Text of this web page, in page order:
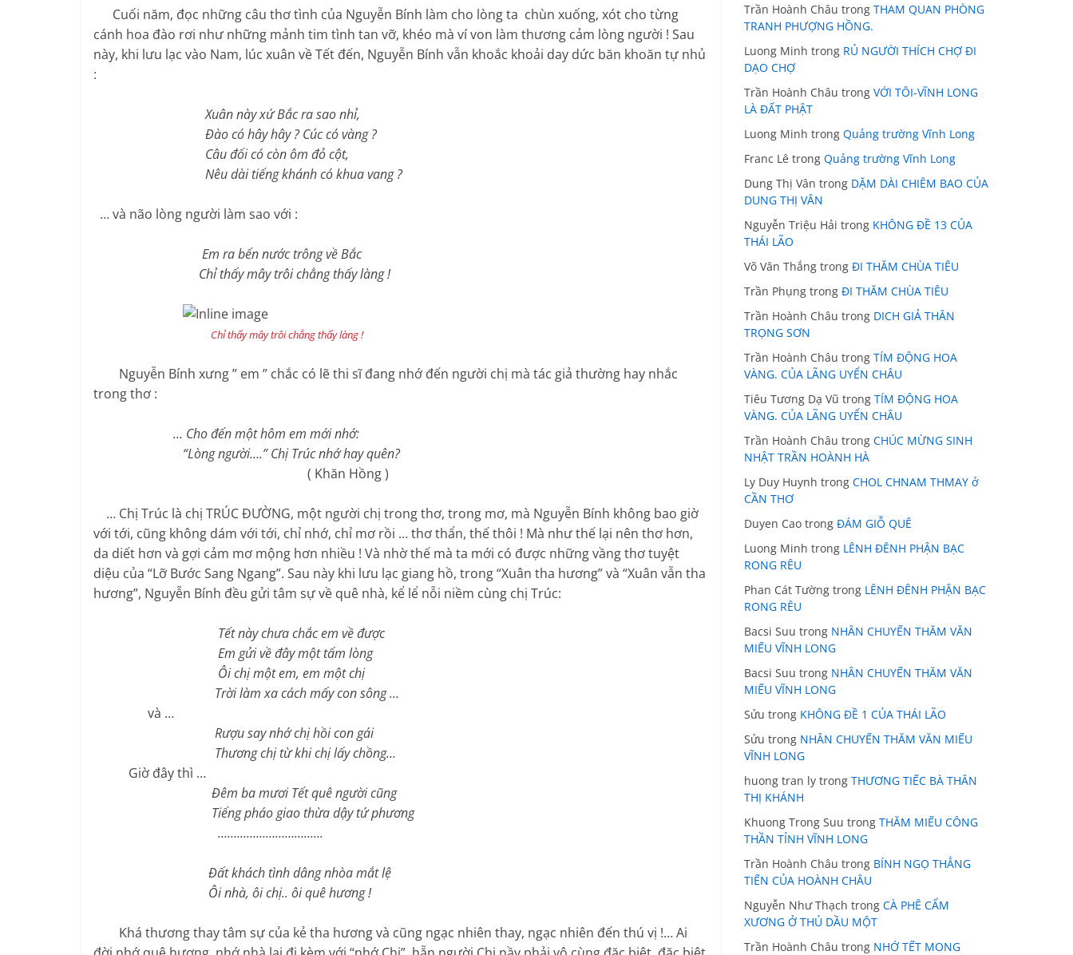
Cuối năm, đọc những câu thơ tình của Nguyễn Bính làm cho lòng ta chùn xuống, xót cho từng
cánh hoa đào rơi như những mảnh tim tình tan vỡ, khéo mà ví von làm thương cảm lòng người ! Sau
này, khi lưu lạc vào Nam, lúc xuân về Tết đến, Nguyễn Bính vẫn khoắc khoải day dức băn khoăn tự nhủ
:
Xuân này xứ Bắc ra sao nhỉ,
Đào có hây hây ? Cúc có vàng ?
Câu đối có còn ôm đỏ cột,
Nêu dài tiếng khánh có khua vang ?
… và não lòng người làm sao với :
Em ra bến nước trông về Bắc
Chỉ thấy mây trôi chẳng thấy làng !
Chỉ thấy mây trôi chẳng thấy làng !
Nguyễn Bính xưng ” em ” chắc có lẽ thi sĩ đang nhớ đến người chị mà tác giả thường hay nhắc
trong thơ :
… Cho đến một hôm em mới nhớ:
“Lòng người….” Chị Trúc nhớ hay quên?
( Khăn Hồng )
… Chị Trúc là chị TRÚC ĐƯỜNG, một người chị trong thơ, trong mơ, mà Nguyễn Bính không bao giờ
với tới, cũng không dám với tới, chỉ nhớ, chỉ mơ rồi … thơ thẩn, thế thôi ! Mà như thế lại nên thơ hơn,
da diết hơn và gợi cảm mơ mộng hơn nhiều ! Và nhờ thế mà ta mới có được những vầng thơ tuyệt
diệu của “Lỡ Bước Sang Ngang”. Sau này khi lưu lạc giang hồ, trong “Xuân tha hương” và “Xuân vẫn tha
hương”, Nguyễn Bính đều gửi tâm sự về quê nhà, kể lể nỗi niềm cùng chị Trúc:
Tết này chưa chắc em về được
Em gửi về đây một tấm lòng
Ôi chị một em, em một chị
Trời làm xa cách mấy con sông …
và …
Rượu say nhớ chị hồi con gái
Thương chị từ khi chị lấy chồng…
Giờ đây thì …
Đêm ba mươi Tết quê người cũng
Tiếng pháo giao thừa dậy tứ phương
………………………..….
Đất khách tình dâng nhòa mắt lệ
Ôi nhà, ôi chị.. ôi quê hương !
Khá thương thay tâm sự của kẻ tha hương và cũng ngạc nhiên thay, ngạc nhiên đến thú vị !… Ai
Trần Hoành Châu trong THAM QUAN PHÒNG
TRANH PHƯỢNG HỒNG.
Luong Minh trong RỦ NGƯỜI THÍCH CHỢ ĐI
DẠO CHỢ
Trần Hoành Châu trong VỚI TÔI-VĨNH LONG
LÀ ĐẤT PHẬT
Luong Minh trong Quảng trường Vĩnh Long
Franc Lê trong Quảng trường Vĩnh Long
Dung Thị Vân trong DẶM DÀI CHIÊM BAO CỦA
DUNG THỊ VÂN
Nguyễn Triệu Hải trong KHÔNG ĐỀ 13 CỦA
THÁI LÃO
Võ Văn Thắng trong ĐI THĂM CHÙA TIÊU
Trần Phụng trong ĐI THĂM CHÙA TIÊU
Trần Hoành Châu trong DICH GIẢ THÂN
TRỌNG SƠN
Trần Hoành Châu trong TÍM ĐỘNG HOA
VÀNG. CỦA LÃNG UYỂN CHÂU
Tiêu Tương Dạ Vũ trong TÍM ĐỘNG HOA
VÀNG. CỦA LÃNG UYỂN CHÂU
Trần Hoành Châu trong CHÚC MỪNG SINH
NHẬT TRẦN HOÀNH HÀ
Ly Duy Huynh trong CHOL CHNAM THMAY ở
CẦN THƠ
Duyen Cao trong ĐÁM GIỖ QUÊ
Luong Minh trong LÊNH ĐÊNH PHẬN BẠC
RONG RÊU
Phan Cát Tường trong LÊNH ĐÊNH PHẬN BẠC
RONG RÊU
Bacsi Suu trong NHÂN CHUYẾN THĂM VĂN
MIẾU VĨNH LONG
Bacsi Suu trong NHÂN CHUYẾN THĂM VĂN
MIẾU VĨNH LONG
Sửu trong KHÔNG ĐỀ 1 CỦA THÁI LÃO
Sửu trong NHÂN CHUYẾN THĂM VĂN MIẾU
VĨNH LONG
huong tran ly trong THƯƠNG TIẾC BÀ THÂN
THỊ KHÁNH
Khuong Trong Suu trong THĂM MIẾU CÔNG
THẦN TỈNH VĨNH LONG
Trần Hoành Châu trong BÍNH NGỌ THẲNG
TIẾN CỦA HOÀNH CHÂU
Nguyễn Như Thạch trong CÀ PHÊ CẨM
XƯƠNG Ở THỦ DẦU MỘT
Trần Hoành Châu trong NHỚ TẾT MONG